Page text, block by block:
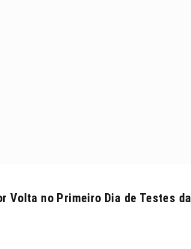
Volta no Primeiro Dia de Testes da